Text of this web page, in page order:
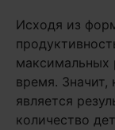
Исходя из
максимальных
время. Значит,
является
количество